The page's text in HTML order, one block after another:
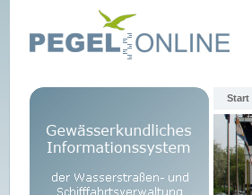
Start